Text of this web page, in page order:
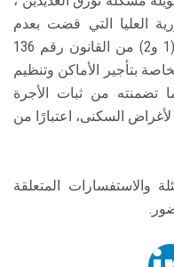
العليا التي قضت بعدم
دستورية الفقرة الأولى من المادتَين (1 و2) من القانون رقم 136
الخاصة بتأجير الأماكن وتنظيم
تضمنته من ثبات الأجرة
السكنى، اعتبارًا من
والاستفسارات المتعلقة